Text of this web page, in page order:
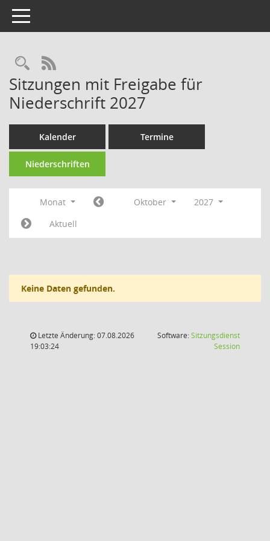
Toggle navigation
Rechercheauswahl
RSS-Feed
Sitzungen mit Freigabe für
Niederschrift 2027
Kalender Termine
Niederschriften
Monat Oktober
2027
Aktuell
Keine Daten gefunden.
Letzte Änderung: 07.08.2026
19:03:24
Software:Sitzungsdienst
Session(Wird in